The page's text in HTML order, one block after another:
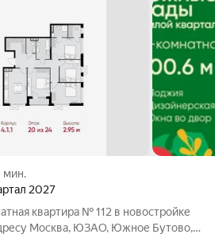
мин.
2027
квартира № 112 в новостройке
Москва, ЮЗАО, Южное Бутово,